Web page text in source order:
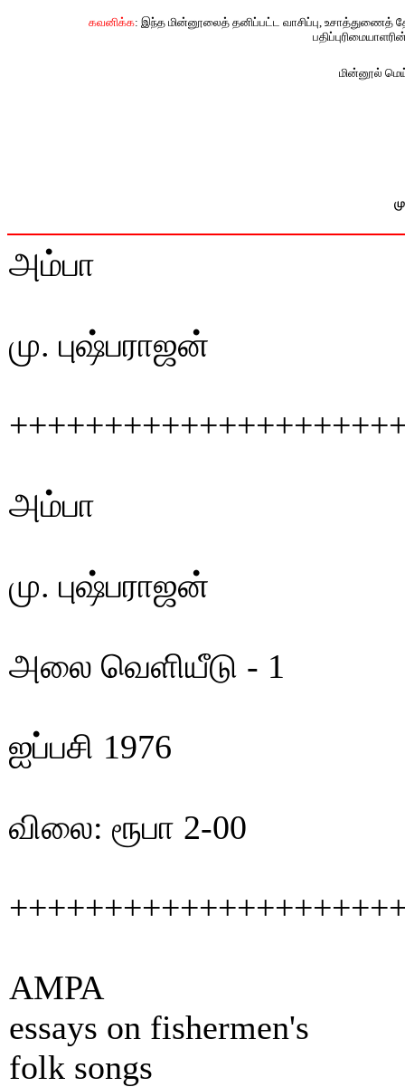
கவனிக்க: இந்த மின்னூலைத் தனிப்பட்ட வாசிப்பு, உசாத்துணைத்
மின்னூல்
அம்பா
மு. புஷ்பராஜன்
அம்பா
மு. புஷ்பராஜன்
அலை வெளியீடு - 1
ஐப்பசி 1976
விலை: ரூபா 2-00
AMPA
essays on fishermen's
folk songs